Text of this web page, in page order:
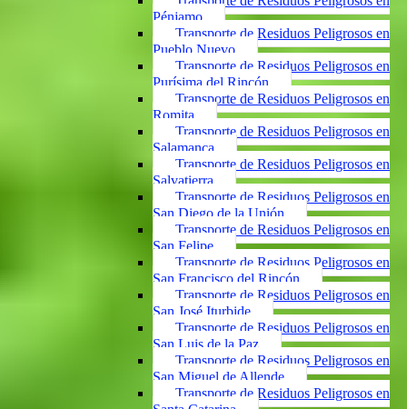
Pénjamo
Transporte de Residuos Peligrosos en
Pueblo Nuevo
Transporte de Residuos Peligrosos en
Purísima del Rincón
Transporte de Residuos Peligrosos en
Romita
Transporte de Residuos Peligrosos en
Salamanca
Transporte de Residuos Peligrosos en
Salvatierra
Transporte de Residuos Peligrosos en
San Diego de la Unión
Transporte de Residuos Peligrosos en
San Felipe
Transporte de Residuos Peligrosos en
San Francisco del Rincón
Transporte de Residuos Peligrosos en
San José Iturbide
Transporte de Residuos Peligrosos en
San Luis de la Paz
Transporte de Residuos Peligrosos en
San Miguel de Allende
Transporte de Residuos Peligrosos en